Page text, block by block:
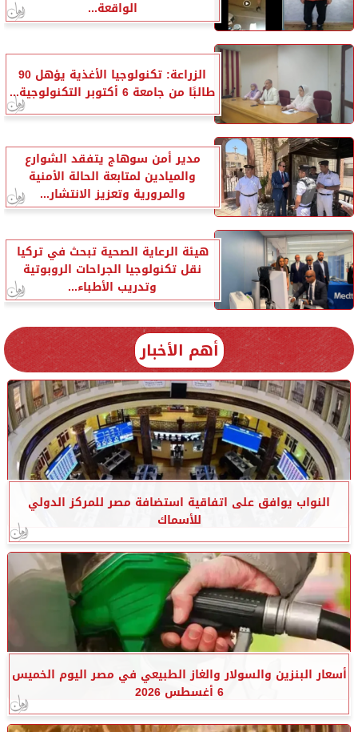
الواقعة...
الزراعة: تكنولوجيا الأغذية يؤهل 90
طالبًا من جامعة 6 أكتوبر التكنولوجية...
مدير أمن سوهاج يتفقد الشوارع
والميادين لمتابعة الحالة الأمنية
والمرورية وتعزيز الانتشار...
هيئة الرعاية الصحية تبحث في تركيا
نقل تكنولوجيا الجراحات الروبوتية
وتدريب الأطباء...
أهم الأخبار
النواب يوافق على اتفاقية استضافة مصر للمركز الدولي
للأسماك
أسعار البنزين والسولار والغاز الطبيعي في مصر اليوم الخميس
6 أغسطس 2026